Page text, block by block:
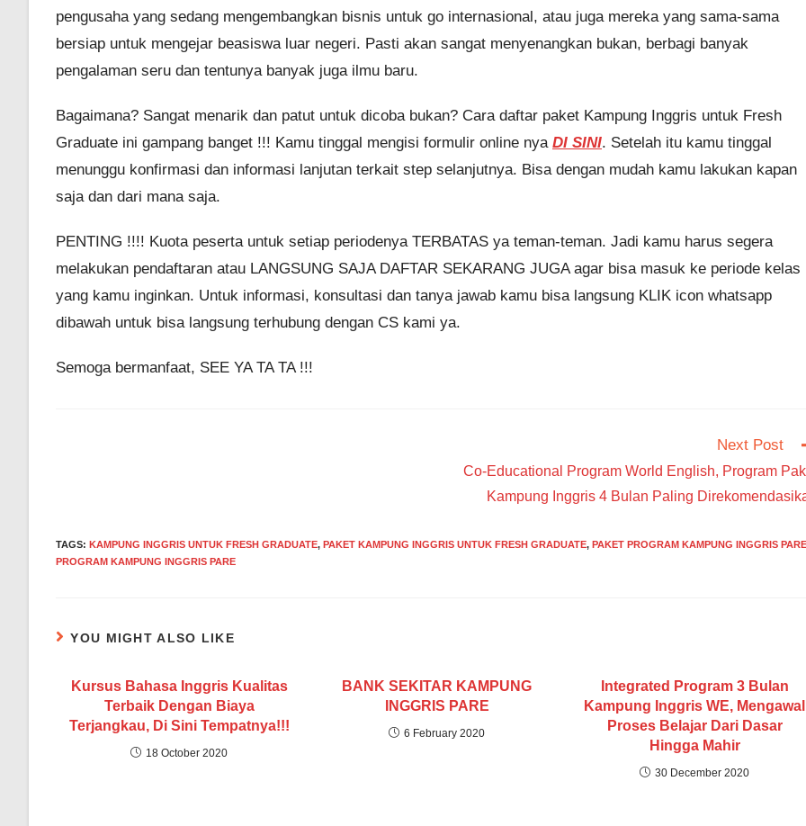
pengusaha yang sedang mengembangkan bisnis untuk go internasional, atau juga mereka yang sama-sama
bersiap untuk mengejar beasiswa luar negeri. Pasti akan sangat menyenangkan bukan, berbagi banyak
pengalaman seru dan tentunya banyak juga ilmu baru.
Bagaimana? Sangat menarik dan patut untuk dicoba bukan? Cara daftar paket Kampung Inggris untuk Fresh
Graduate ini gampang banget !!! Kamu tinggal mengisi formulir online nya DI SINI. Setelah itu kamu tinggal
menunggu konfirmasi dan informasi lanjutan terkait step selanjutnya. Bisa dengan mudah kamu lakukan kapan
saja dan dari mana saja.
PENTING !!!! Kuota peserta untuk setiap periodenya TERBATAS ya teman-teman. Jadi kamu harus segera
melakukan pendaftaran atau LANGSUNG SAJA DAFTAR SEKARANG JUGA agar bisa masuk ke periode kelas
yang kamu inginkan. Untuk informasi, konsultasi dan tanya jawab kamu bisa langsung KLIK icon whatsapp
dibawah untuk bisa langsung terhubung dengan CS kami ya.
Semoga bermanfaat, SEE YA TA TA !!!
Next Post
Co-Educational Program World English, Program
Kampung Inggris 4 Bulan Paling
TAGS: KAMPUNG INGGRIS UNTUK FRESH GRADUATE, PAKET KAMPUNG INGGRIS UNTUK FRESH GRADUATE, PAKET PROGRAM KAMPUNG INGGRIS PARE
PROGRAM KAMPUNG INGGRIS PARE
YOU MIGHT ALSO LIKE
Kursus Bahasa Inggris Kualitas
Terbaik Dengan Biaya
Terjangkau, Di Sini Tempatnya!!!
18 October 2020
BANK SEKITAR KAMPUNG
INGGRIS PARE
6 February 2020
Integrated Program 3 Bulan
Kampung Inggris WE, Mengawal
Proses Belajar Dari Dasar
Hingga Mahir
30 December 2020